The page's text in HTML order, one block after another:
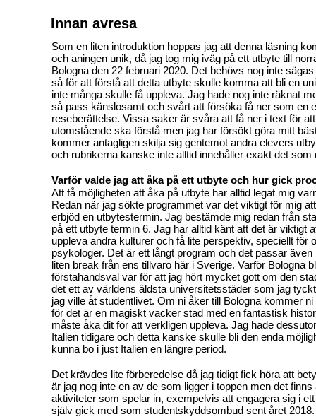
Innan avresa
Som en liten introduktion hoppas jag att denna läsning
och aningen unik, då jag tog mig iväg på ett utbyte till
Bologna den 22 februari 2020. Det behövs nog inte
så för att förstå att detta utbyte skulle komma att bli en
inte många skulle få uppleva. Jag hade nog inte räknat
så pass känslosamt och svårt att försöka få ner som en
reseberättelse. Vissa saker är svåra att få ner i text för
utomstående ska förstå men jag har försökt göra mitt
kommer antagligen skilja sig gentemot andra elevers
och rubrikerna kanske inte alltid innehåller exakt det
Varför valde jag att åka på ett utbyte och hur gick
Att få möjligheten att åka på utbyte har alltid legat mig
Redan när jag sökte programmet var det viktigt för mig
erbjöd en utbytestermin. Jag bestämde mig redan från
på ett utbyte termin 6. Jag har alltid känt att det är viktigt
uppleva andra kulturer och få lite perspektiv, speciellt för
psykologer. Det är ett långt program och det passar även
liten break från ens tillvaro här i Sverige. Varför Bologna
förstahandsval var för att jag hört mycket gott om den
det ett av världens äldsta universitetsstäder som jag
jag ville åt studentlivet. Om ni åker till Bologna kommer
för det är en magiskt vacker stad med en fantastisk
måste åka dit för att verkligen uppleva. Jag hade
Italien tidigare och detta kanske skulle bli den enda
kunna bo i just Italien en längre period.
Det krävdes lite förberedelse då jag tidigt fick höra att
är jag nog inte en av de som ligger i toppen men det finns
aktiviteter som spelar in, exempelvis att engagera sig i
själv gick med som studentskyddsombud sent året